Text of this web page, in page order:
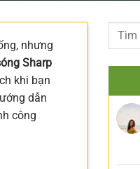
nhưng
Sharp
khi bạn
dẫn
công